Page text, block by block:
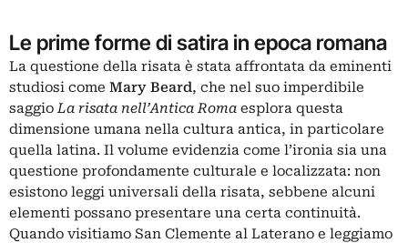
Le prime forme di satira in epoca romana
La questione della risata è stata affrontata da eminenti
studiosi come Mary Beard, che nel suo imperdibile
saggioLa risata nell’Antica Roma esplora questa
dimensione umana nella cultura antica, in particolare
quella latina. Il volume evidenzia come l’ironia sia una
questione profondamente culturale e localizzata: non
esistono leggi universali della risata, sebbene alcuni
elementi possano presentare una certa continuità.
Quando visitiamo San Clemente al Laterano e leggiamo